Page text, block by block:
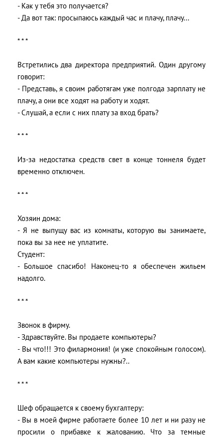
- Как у тебя это получается?
- Да вот так: просыпаюсь каждый час и плачу, плачу...
* * *
Встретились два директора предприятий. Один другому
говорит:
- Представь, я своим работягам уже полгода зарплату не
плачу, а они все ходят на работу и ходят.
- Слушай, а если с них плату за вход брать?
* * *
Из-за недостатка средств свет в конце тоннеля будет
временно отключен.
* * *
Хозяин дома:
- Я не выпущу вас из комнаты, которую вы занимаете,
пока вы за нее не уплатите.
Студент:
- Большое спасибо! Наконец-то я обеспечен жильем
надолго.
* * *
Звонок в фирму.
- Здравствуйте. Вы продаете компьютеры?
- Вы что!!! Это филармония! (и уже спокойным голосом).
А вам какие компьютеры нужны?..
* * *
Шеф обращается к своему бухгалтеру:
- Вы в моей фирме работаете более 10 лет и ни разу не
просили о прибавке к жалованию. Что за темные